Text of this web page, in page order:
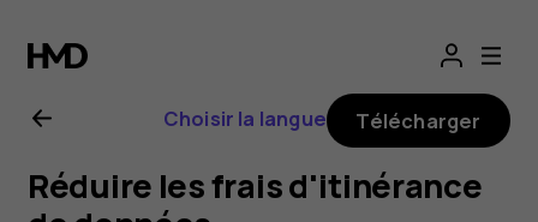
Guide
de
l'utilisateur
Choisir la langue Télécharger
Réduire les frais d'itinérance